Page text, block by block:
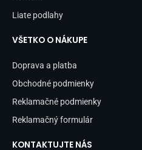
Liate podlahy
VŠETKO O NÁKUPE
Doprava a platba
Obchodné podmienky
Reklamačné podmienky
Reklamačný formulár
KONTAKTUJTE NÁS